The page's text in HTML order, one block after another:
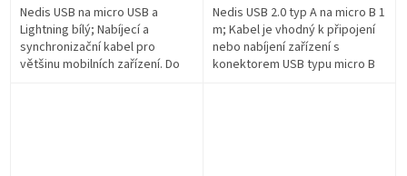
Nedis USB na micro USB a
Lightning bílý; Nabíjecí a
synchronizační kabel pro
většinu mobilních zařízení. Do
Nedis USB 2.0 typ A na micro B 1
m; Kabel je vhodný k připojení
nebo nabíjení zařízení s
konektorem USB typu micro B